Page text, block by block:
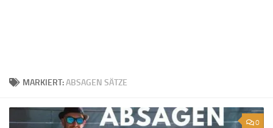
MARKIERT:ABSAGEN SÄTZE
0